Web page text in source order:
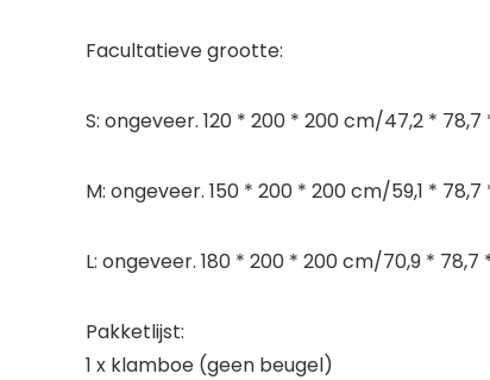
Facultatieve grootte:
S: ongeveer. 120 * 200 * 200 cm/47,2 * 78,7
M: ongeveer. 150 * 200 * 200 cm/59,1 *
L: ongeveer. 180 * 200 * 200 cm/70,9 * 78,7
Pakketlijst:
1 x klamboe (geen beugel)